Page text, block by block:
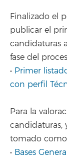
Finalizado el
publicar el
candidaturas
fase del
• Primer
con perfil
Para la
candidaturas,
tomado
• Bases